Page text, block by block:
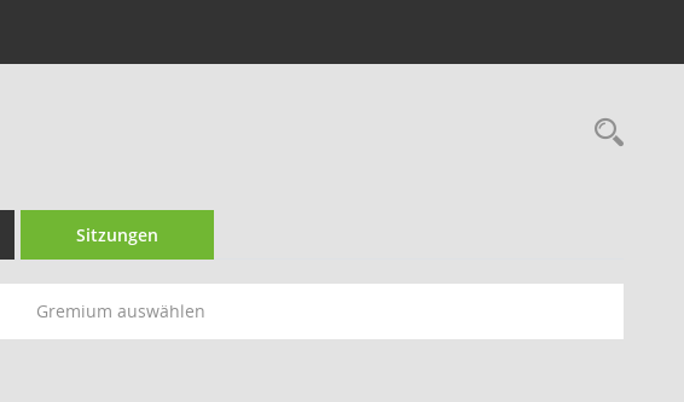
Sitzungen
Gremium auswählen